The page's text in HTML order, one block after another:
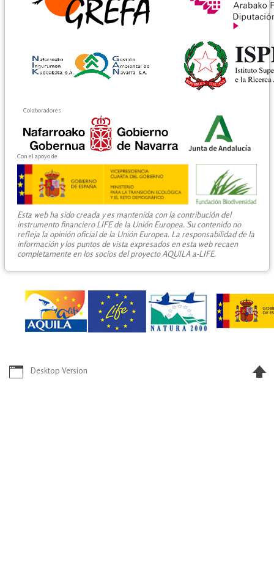
Colaboradores
Con el apoyo de
Esta web ha sido creada y es mantenida con la contribución del
instrumento financiero LIFE de la Unión Europea. Su contenido no
refleja la opinión oficial de la Unión Europea. La responsabilidad de la
información y los puntos de vista expresados en esta web recaen
completamente en los socios del proyecto AQUILA a-LIFE.
Desktop Version